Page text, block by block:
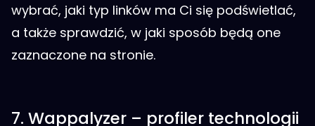
wybrać, jaki typ linków ma Ci się podświetlać,
a także sprawdzić, w jaki sposób będą one
zaznaczone na stronie.
7. Wappalyzer – profiler technologii